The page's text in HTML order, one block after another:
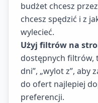
budżet chcesz
chcesz spędzić i z
wylecieć.
Użyj filtrów na
dostępnych filtrów,
dni”, „wylot z”, aby
do ofert najlepiej
preferencji.